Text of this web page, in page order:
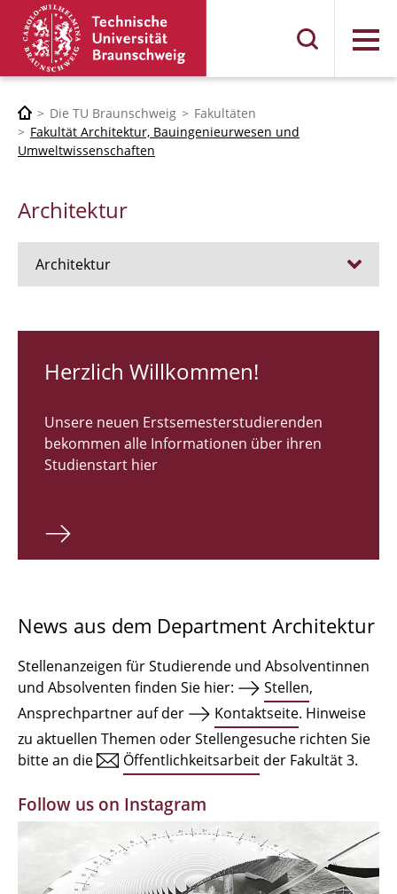
Menü
Die TU Braunschweig
Fakultäten
Fakultät Architektur, Bauingenieurwesen und
Umweltwissenschaften
Architektur
Architektur
RUNDGANG 26
Bachelor Architektur
Master Architektur
Qualifikationsprofil
Institute
Einrichtungen
Zeichensäle
MBW | Modellbauwerkstatt
Alumni | cloud club
Dokumente und Downloads
Herzlich Willkommen!
Unsere neuen Erstsemesterstudierenden
bekommen alle Informationen über ihren
Studienstart hier
News aus dem Department Architektur
Stellenanzeigen für Studierende und Absolventinnen
und Absolventen finden Sie hier:
Stellen,
Ansprechpartner auf der
Kontaktseite. Hinweise
zu aktuellen Themen oder Stellengesuche richten Sie
bitte an die
Öffentlichkeitsarbeit der Fakultät 3.
Follow us on Instagram